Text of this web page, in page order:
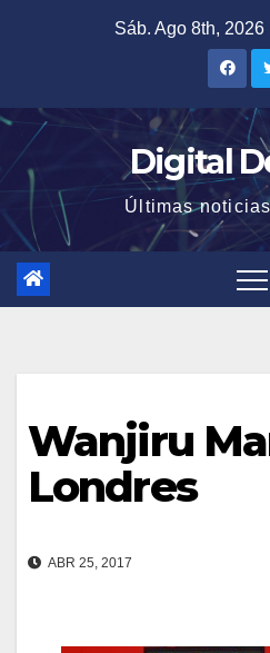
Sáb. Ago 8th, 2026
Digital
Últimas
Wanjiru
Londres
ABR 25, 2017